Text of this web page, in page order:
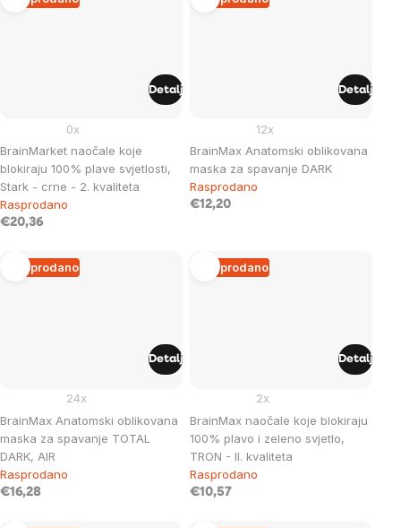
BrainMarket naočale koje
blokiraju 100% plave svjetlosti,
Stark - crne - 2. kvaliteta
0x
Rasprodano
€20,36
Detalj
BrainMax Anatomski oblikovana
maska ​​za spavanje DARK
12x
Rasprodano
€12,20
Detalj
Rasprodano
BrainMax Anatomski oblikovana
maska ​​za spavanje TOTAL
DARK, AIR
24x
Rasprodano
€16,28
Detalj
Rasprodano
BrainMax naočale koje blokiraju
100% plavo i zeleno svjetlo,
TRON - II. kvaliteta
2x
Rasprodano
€10,57
Detalj